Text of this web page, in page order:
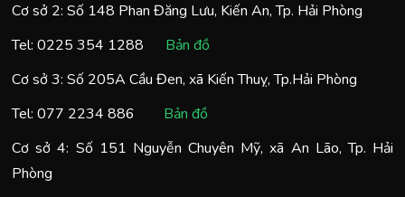
Cơ sở 2: Số 148 Phan Đăng Lưu, Kiến An, Tp. Hải Phòng
Tel: 0225 354 1288
Bản đồ
Cơ sở 3: Số 205A Cầu Đen, xã Kiến Thuỵ, Tp.Hải Phòng
Tel: 077 2234 886
Bản đồ
Cơ sở 4: Số 151 Nguyễn Chuyên Mỹ, xã An Lão, Tp. Hải
Phòng